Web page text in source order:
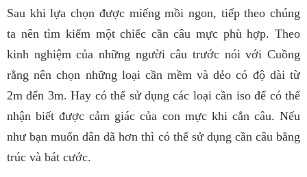
Sau khi lựa chọn được miếng mồi ngon, tiếp theo chúng
ta nên tìm kiếm một chiếc cần câu mực phù hợp. Theo
kinh nghiệm của những người câu trước nói với Cuồng
rằng nên chọn những loại cần mềm và dẻo có độ dài từ
2m đến 3m. Hay có thể sử dụng các loại cần iso để có thể
nhận biết được cảm giác của con mực khi cắn câu. Nếu
như bạn muốn dân dã hơn thì có thể sử dụng cần câu bằng
trúc và bát cước.